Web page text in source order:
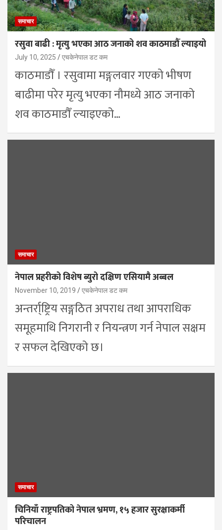
समाचार
रसुवा बाढी : मृत्यु भएका आठ जनाको शव काठमाडौँ ल्याइयो
July 10, 2025 एचकेनेपाल डट कम
काठमाडौँ । रसुवामा मङ्गलवार गएको भीषण
बाढीमा परेर मृत्यु भएका नौमध्ये आठ जनाको
शव काठमाडौँ ल्याइएको…
समाचार
नेपाल प्रहरीको विशेष ब्युरो दक्षिण एसियामै अब्बल
November 10, 2019 एचकेनेपाल डट कम
अन्तर्रा्ष्ट्रिय सङ्गठित अपराध तथा आपराधिक
समूहमाथि निगरानी र नियन्त्रण गर्न नेपाल सक्षम
र सफल देखिएको छ।
समाचार
चिनियाँ राष्ट्रपतिको नेपाल भ्रमण, १५ हजार सुरक्षाकर्मी
परिचालन